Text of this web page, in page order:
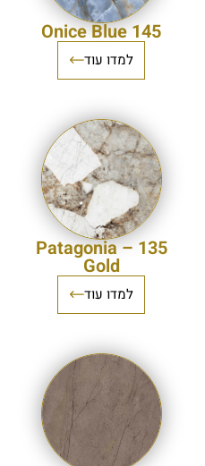
145 Onice Blue
למדו עוד
135 – Patagonia
Gold
למדו עוד